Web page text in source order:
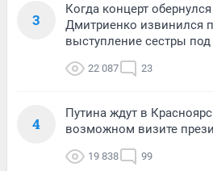
3
Когда концерт
Дмитриенко извинился
выступление сестры под
22 087 23
4
Путина ждут в
возможном визите
19 838 99